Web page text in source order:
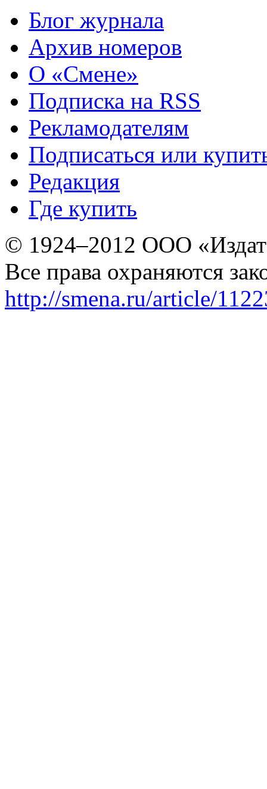
Блог журнала
Архив номеров
О «Смене»
Подписка на RSS
Рекламодателям
Подписаться или
Редакция
Где купить
© 1924–2012 ООО
Все права охраняются
http://smena.ru/article/